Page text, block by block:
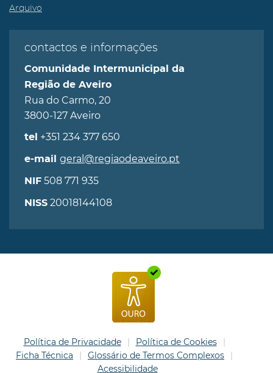
Arquivo
contactos e informações
Comunidade Intermunicipal da
Região de Aveiro
Rua do Carmo, 20
3800-127 Aveiro
tel +351 234 377 650
e-mail geral@regiaodeaveiro.pt
NIF 508 771 935
NISS 20018144108
Política de Privacidade
Política de Cookies
Ficha Técnica
Glossário de Termos Complexos
Acessibilidade